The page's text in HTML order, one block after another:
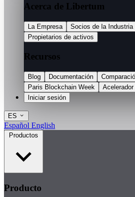
Acerca de Libertum
La Empresa Socios de la Industria
Propietarios de activos
Recursos
Blog Documentación
Paris Blockchain Week
Acelerador
Iniciar sesión
ES
Español English
Productos
Producto